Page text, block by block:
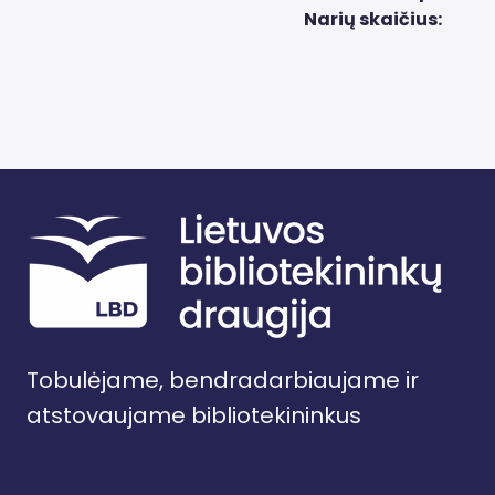
Narių skaičius:
Tobulėjame, bendradarbiaujame ir
atstovaujame bibliotekininkus